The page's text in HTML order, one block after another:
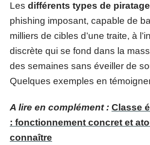
Les différents types de piratage
phishing imposant, capable de
milliers de cibles d’une traite, à
discrète qui se fond dans la
des semaines sans éveiller de
Quelques exemples en
A lire en complément : Classe
: fonctionnement concret et
connaître